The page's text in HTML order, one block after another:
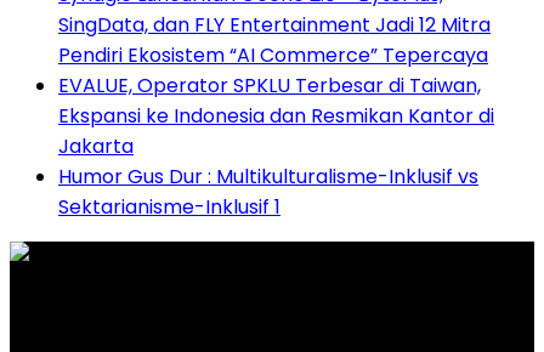
SingData, dan FLY Entertainment Jadi 12 Mitra
Pendiri Ekosistem “AI Commerce” Tepercaya
EVALUE, Operator SPKLU Terbesar di Taiwan,
Ekspansi ke Indonesia dan Resmikan Kantor di
Jakarta
Humor Gus Dur : Multikulturalisme-Inklusif vs
Sektarianisme-Inklusif 1